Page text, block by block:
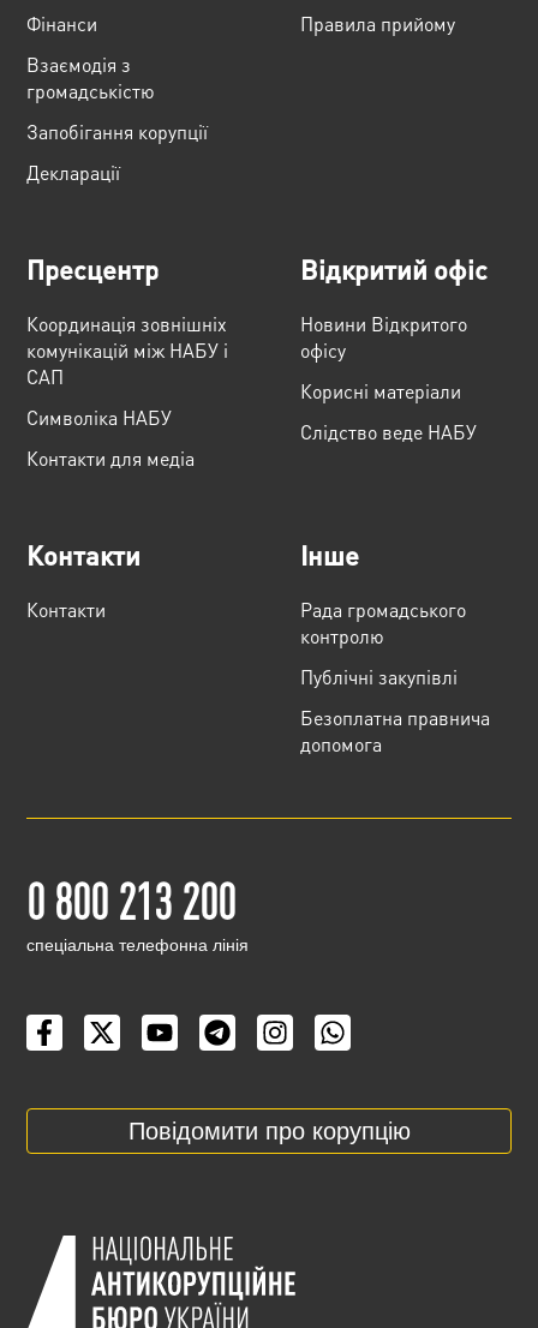
Фінанси
Взаємодія з
громадськістю
Запобігання корупції
Декларації
Правила прийому
Пресцентр
Координація зовнішніх
комунікацій між НАБУ і
САП
Cимволіка НАБУ
Контакти для медіа
Відкритий офіс
Новини Відкритого
офісу
Корисні матеріали
Слідство веде НАБУ
Контакти
Контакти
Інше
Рада громадського
контролю
Публічні закупівлі
Безоплатна правнича
допомога
0 800 213 200
cпеціальна телефонна лінія
Повідомити про корупцію